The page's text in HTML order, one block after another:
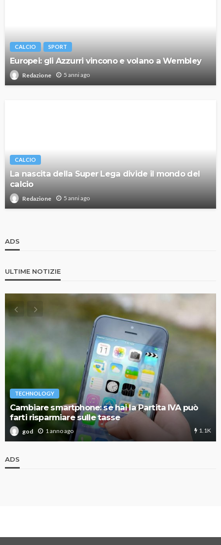
CALCIO SPORT
Europei: gli Azzurri vincono e volano a Wembley
Redazione 5 anni ago
CALCIO
La nascita della Super Lega divide il mondo del
calcio
Redazione 5 anni ago
ADS
ULTIME NOTIZIE
TECHNOLOGY
Cambiare smartphone: se hai la Partita IVA può
farti risparmiare sulle tasse
god 1 anno ago 1.1K
ADS